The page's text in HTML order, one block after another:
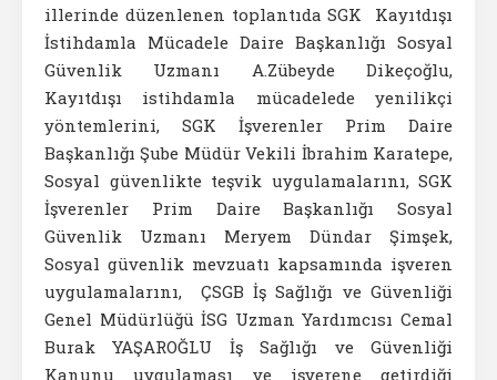
illerinde düzenlenen toplantıda SGK Kayıtdışı
İstihdamla Mücadele Daire Başkanlığı Sosyal
Güvenlik Uzmanı A.Zübeyde Dikeçoğlu,
Kayıtdışı istihdamla mücadelede yenilikçi
yöntemlerini, SGK İşverenler Prim Daire
Başkanlığı Şube Müdür Vekili İbrahim Karatepe,
Sosyal güvenlikte teşvik uygulamalarını, SGK
İşverenler Prim Daire Başkanlığı Sosyal
Güvenlik Uzmanı Meryem Dündar Şimşek,
Sosyal güvenlik mevzuatı kapsamında işveren
uygulamalarını, ÇSGB İş Sağlığı ve Güvenliği
Genel Müdürlüğü İSG Uzman Yardımcısı Cemal
Burak YAŞAROĞLU İş Sağlığı ve Güvenliği
Kanunu uygulaması ve işverene getirdiği